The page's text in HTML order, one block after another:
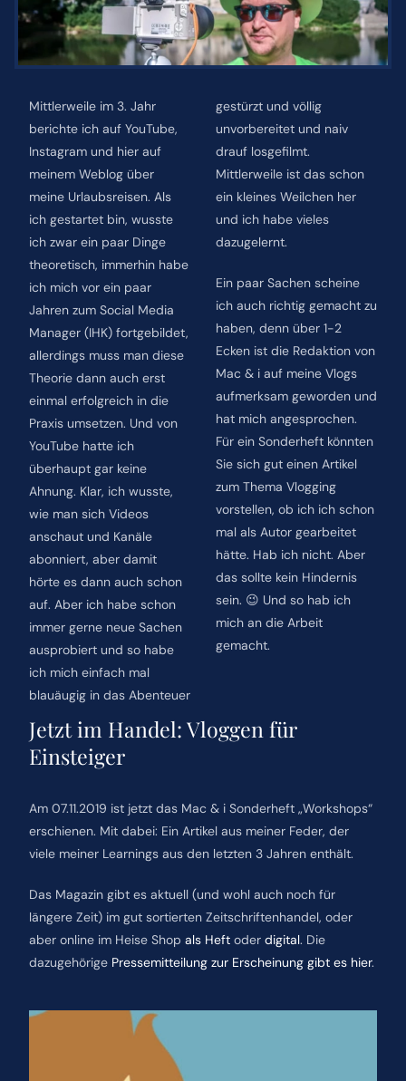
ÜBER MICH
NEWSLETTER
SUCHE
Mittlerweile im 3. Jahr
berichte ich auf YouTube,
Instagram und hier auf
meinem Weblog über
meine Urlaubsreisen. Als
ich gestartet bin, wusste
ich zwar ein paar Dinge
theoretisch, immerhin habe
ich mich vor ein paar
Jahren zum Social Media
Manager (IHK) fortgebildet,
allerdings muss man diese
Theorie dann auch erst
einmal erfolgreich in die
Praxis umsetzen. Und von
YouTube hatte ich
überhaupt gar keine
Ahnung. Klar, ich wusste,
wie man sich Videos
anschaut und Kanäle
abonniert, aber damit
hörte es dann auch schon
auf. Aber ich habe schon
immer gerne neue Sachen
ausprobiert und so habe
ich mich einfach mal
blauäugig in das Abenteuer
gestürzt und völlig
unvorbereitet und naiv
drauf losgefilmt.
Mittlerweile ist das schon
ein kleines Weilchen her
und ich habe vieles
dazugelernt.
Ein paar Sachen scheine
ich auch richtig gemacht zu
haben, denn über 1-2
Ecken ist die Redaktion von
Mac & i auf meine Vlogs
aufmerksam geworden und
hat mich angesprochen.
Für ein Sonderheft könnten
Sie sich gut einen Artikel
zum Thema Vlogging
vorstellen, ob ich ich schon
mal als Autor gearbeitet
hätte. Hab ich nicht. Aber
das sollte kein Hindernis
sein. 😉 Und so hab ich
mich an die Arbeit
gemacht.
Jetzt im Handel: Vloggen für
Einsteiger
Am 07.11.2019 ist jetzt das Mac & i Sonderheft „Workshops“
erschienen. Mit dabei: Ein Artikel aus meiner Feder, der
viele meiner Learnings aus den letzten 3 Jahren enthält.
Das Magazin gibt es aktuell (und wohl auch noch für
längere Zeit) im gut sortierten Zeitschriftenhandel, oder
aber online im Heise Shop als Heftoder digital. Die
dazugehörige Pressemitteilung zur Erscheinung gibt es hier.